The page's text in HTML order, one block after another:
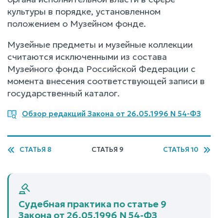
культуры в порядке, установленном
положением о Музейном фонде.
Музейные предметы и музейные коллекции
считаются исключенными из состава
Музейного фонда Российской Федерации с
момента внесения соответствующей записи в
государственный каталог.
Обзор редакций Закона от 26.05.1996 N 54-ФЗ
СТАТЬЯ 8 СТАТЬЯ 9 СТАТЬЯ 10
Судебная практика по статье 9
Закона от 26.05.1996 N 54-ФЗ